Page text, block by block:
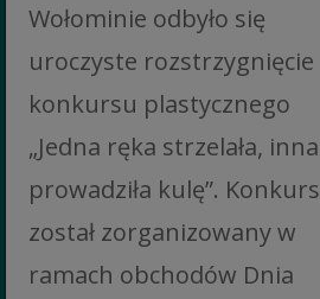
Wołominie odbyło się
uroczyste rozstrzygnięcie
konkursu plastycznego
„Jedna ręka strzelała, inna
prowadziła kulę”. Konkurs
został zorganizowany w
ramach obchodów Dnia